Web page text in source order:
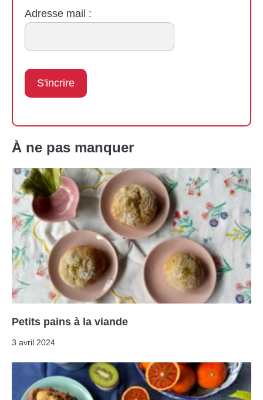
Adresse mail :
À ne pas manquer
Petits pains à la viande
3 avril 2024